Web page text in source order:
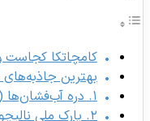
کامچاتکا کجاست و
بهترین جاذبه‌های
۱. دره آب‌فشان‌ها (Valley of Geysers)
۲. پارک ملی نالیچوو